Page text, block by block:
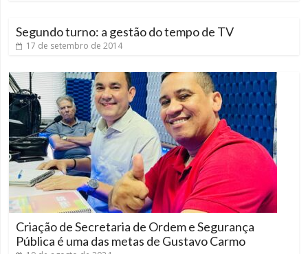
Segundo turno: a gestão do tempo de TV
17 de setembro de 2014
Criação de Secretaria de Ordem e Segurança
Pública é uma das metas de Gustavo Carmo